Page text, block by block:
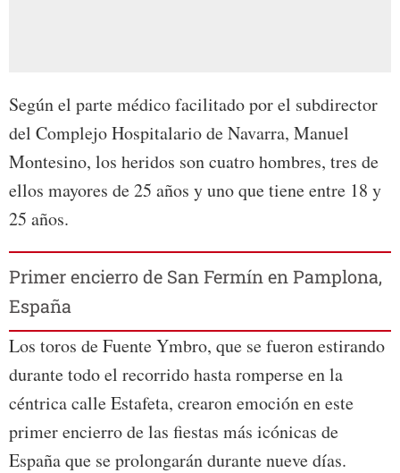
Según el parte médico facilitado por el subdirector
del Complejo Hospitalario de Navarra, Manuel
Montesino, los heridos son cuatro hombres, tres de
ellos mayores de 25 años y uno que tiene entre 18 y
25 años.
Primer encierro de San Fermín en Pamplona,
España
Los toros de Fuente Ymbro, que se fueron estirando
durante todo el recorrido hasta romperse en la
céntrica calle Estafeta, crearon emoción en este
primer encierro de las fiestas más icónicas de
España que se prolongarán durante nueve días.